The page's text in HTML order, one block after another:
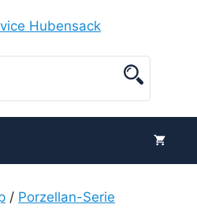
/ Porzellan-Serie